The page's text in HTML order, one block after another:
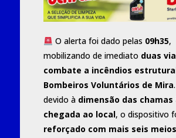
O alerta foi dado pelas 09h35,
mobilizando de imediato duas
combate a incêndios
Bombeiros Voluntários de Mira
devido à dimensão das chamas
chegada ao local, o dispositivo
reforçado com mais seis